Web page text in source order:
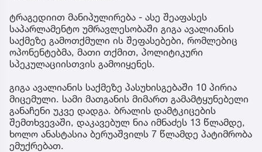
ტრაგედიით მანიპულირება - ასე შეაფასეს
საპარლამენტო უმრავლესობაში გიგა ავალიანის
საქმეზე გამოთქმული ის შეფასებები, რომლებიც
ოპონენტებმა, მათი თქმით, პოლიტიკური
სპეკულაციისთვის გამოიყენეს.
გიგა ავალიანის საქმეზე პასუხისგებაში 10 პირია
მიცემული. სამი მათგანის მიმართ გამამტყუნებელი
განაჩენი უკვე დადგა. ბრალის დამტკიცების
შემთხვევაში, დაკავებულ ნია იმნაძეს 13 წლამდე,
ხოლო ანასტასია ბერუაშვილს 7 წლამდე პატიმრობა
ემუქრებათ.